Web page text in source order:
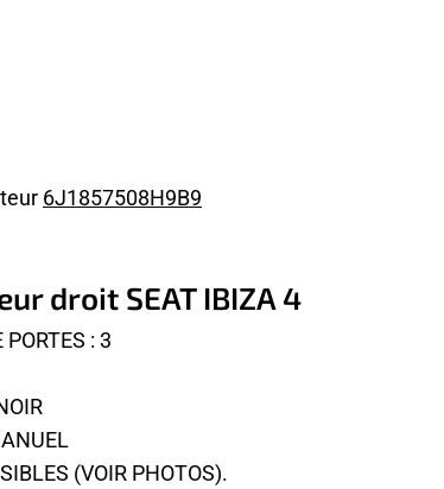
6J1857508H9B9
droit SEAT IBIZA 4
: 3
(VOIR PHOTOS).